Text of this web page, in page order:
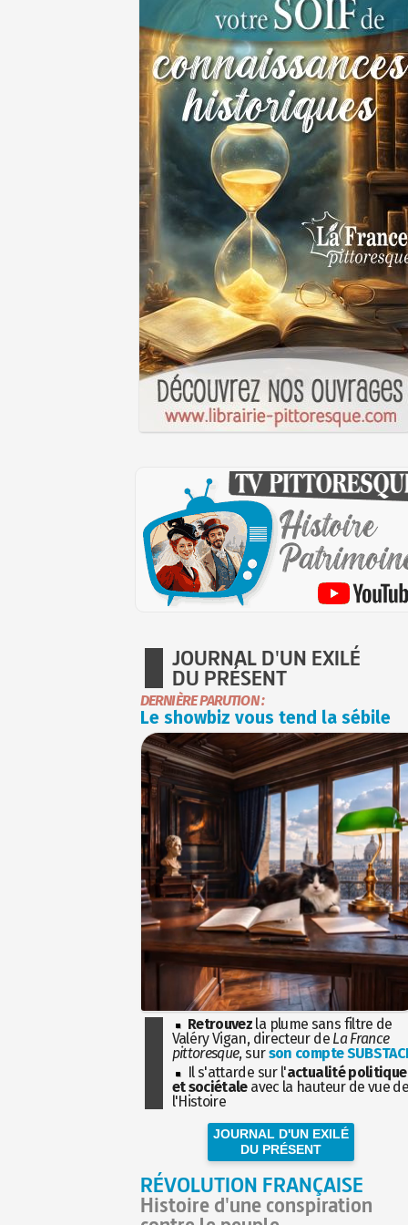
JOURNAL D'UN EXILÉ
DU PRÉSENT
DERNIÈRE PARUTION :
Le showbiz vous tend la sébile
Retrouvez la plume sans filtre de
Valéry Vigan, directeur de La France
pittoresque, surson compte
Il s'attarde sur l'actualité politique
et sociétaleavec la hauteur de vue
l'Histoire
JOURNAL D'UN EXILÉ
DU PRÉSENT
RÉVOLUTION FRANÇAISE
Histoire d'une conspiration